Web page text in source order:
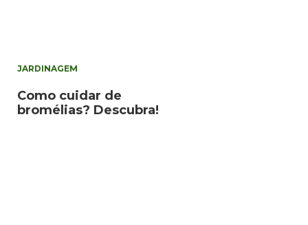
JARDINAGEM
Como cuidar de
bromélias? Descubra!